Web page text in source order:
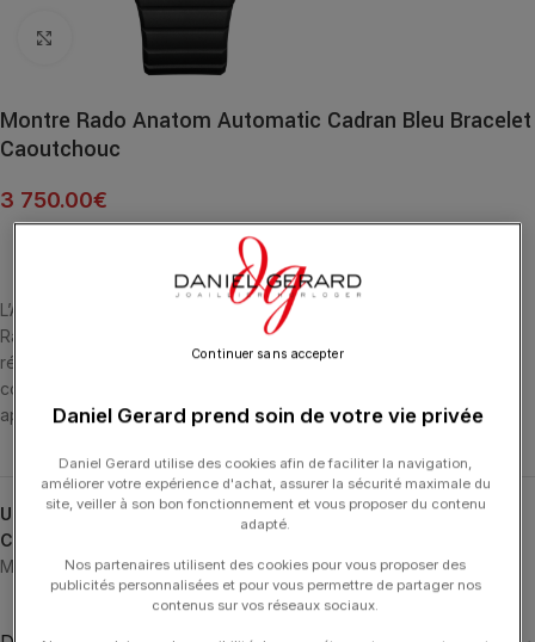
Click to enlarge
Montre Rado Anatom Automatic Cadran Bleu Bracelet
Caoutchouc
3 750.00€
L’Anatom est une expression iconique de l’identité de marque de
Rado. Lancée pour la première fois fin 1983, l’Anatom
révolutionnaire est dotée d’un verre saphir bombé qui épouse la
courbe naturelle du poignet. Quarante ans après sa première
apparition, la Rado Anatom fait son grand retour.
UGS :R10202209
Catégories :
Montres Noël, Noël, RADO
Daniel Gerard prend soin de votre vie privée
Daniel Gerard utilise des cookies afin de faciliter la navigation,
améliorer votre expérience d'achat, assurer la sécurité maximale du
site, veiller à son bon fonctionnement et vous proposer du contenu
adapté.
Nos partenaires utilisent des cookies pour vous proposer des
publicités personnalisées et pour vous permettre de partager nos
contenus sur vos réseaux sociaux.
Continuer sans accepter